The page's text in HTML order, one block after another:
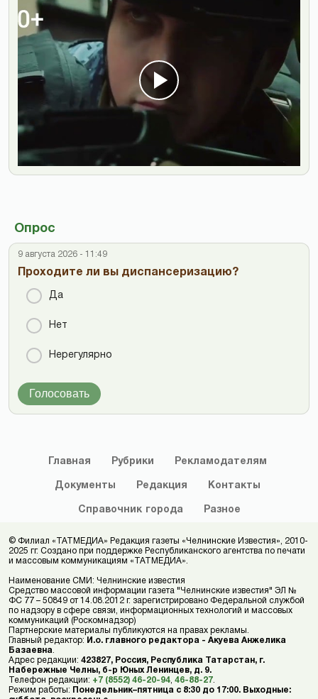
Опрос
9 августа 2026 - 11:49
Проходите ли вы диспансеризацию?
Да
Нет
Нерегулярно
Голосовать
Главная Рубрики Рекламодателям
Документы Редакция Контакты
Справочник города Разное
© Филиал «ТАТМЕДИА» Редакция газеты «Челнинские Известия», 2010-
2025 гг. Создано при поддержке Республиканского агентства по печати
и массовым коммуникациям «ТАТМЕДИА».
Наименование СМИ: Челнинские известия
Средство массовой информации газета "Челнинские известия" ЭЛ №
ФС 77 – 50849 от 14.08.2012 г. зарегистрировано Федеральной службой
по надзору в сфере связи, информационных технологий и массовых
коммуникаций (Роскомнадзор)
Партнерские материалы публикуются на правах рекламы.
Главный редактор: И.о. главного редактора - Акуева Анжелика
Базаевна.
Адрес редакции: 423827, Россия, Республика Татарстан, г.
Набережные Челны, б-р Юных Ленинцев, д. 9.
Телефон редакции: +7 (8552) 46-20-94, 46-88-27.
Режим работы:
Понедельник–пятница с 8:30 до 17:00. Выходные: